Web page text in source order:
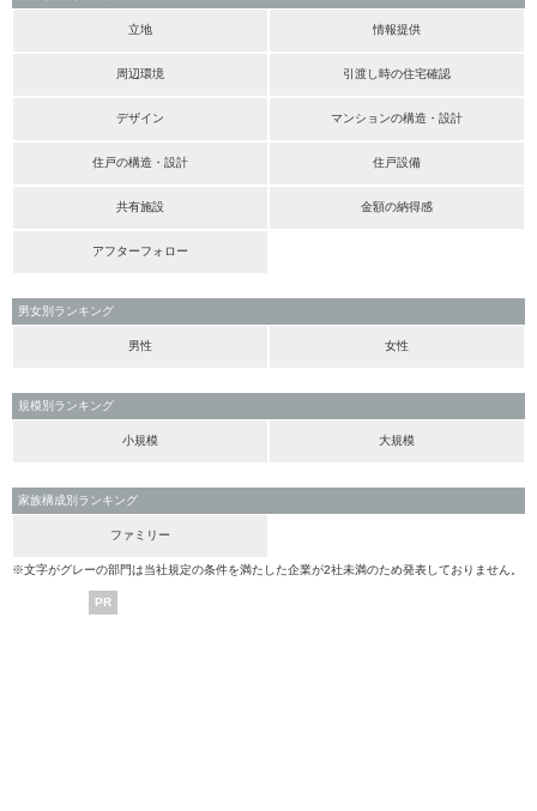
立地 情報提供
周辺環境 引渡し時の住宅確認
デザイン マンションの構造・設計
住戸の構造・設計 住戸設備
共有施設 金額の納得感
アフターフォロー
男女別ランキング
男性 女性
規模別ランキング
小規模 大規模
家族構成別ランキング
ファミリー
※文字がグレーの部門は当社規定の条件を満たした企業が2社未満のため発表しておりません。
PR